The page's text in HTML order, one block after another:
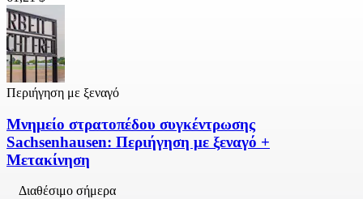
Περιήγηση με ξεναγό
Μνημείο στρατοπέδου συγκέντρωσης
Sachsenhausen: Περιήγηση με ξεναγό +
Μετακίνηση
Διαθέσιμο σήμερα